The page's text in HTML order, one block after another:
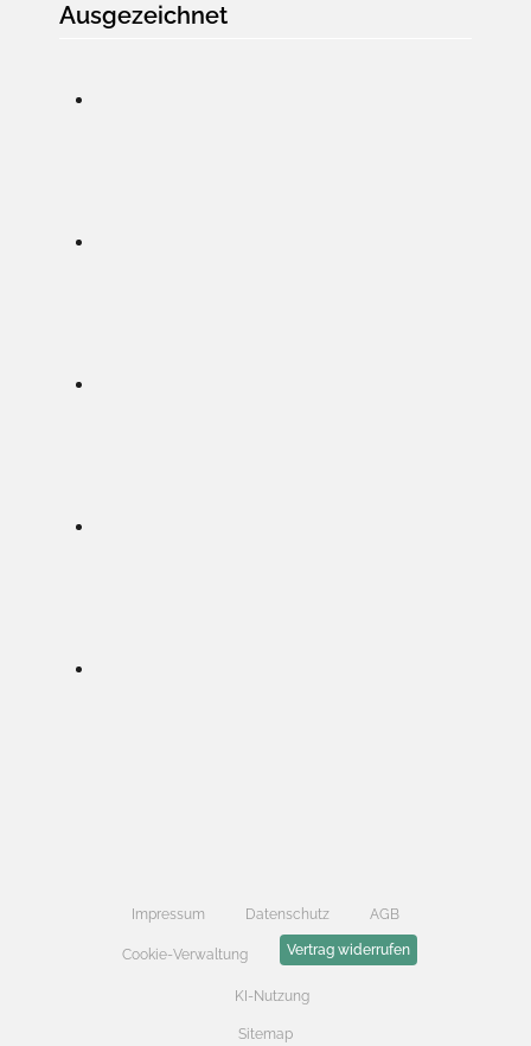
Sitemap
Ausgezeichnet
Impressum Datenschutz AGB
Cookie-Verwaltung Vertrag widerrufen
KI-Nutzung